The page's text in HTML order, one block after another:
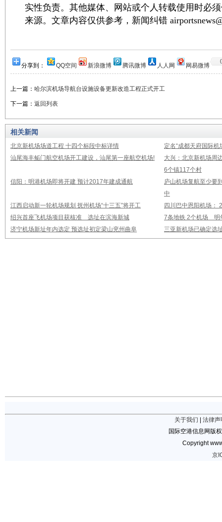
实性负责。其他媒体、网站或个人转载使用时必
来源。文章内容仅供参考，新闻纠错
分享到： QQ空间 新浪微博 腾讯微博 人人网 网易微博
上一篇： 哈尔滨机场导航台设施设备更新改造工程正式开工
下一篇： 返回列表
相关新闻
北京新机场场道工程 十四个标段中标详情
定名“成都天府国际
汕尾海丰鲘门航空机场开工建设，汕尾第一座航空机场!
大兴：北京新机场周
6个镇117个村
信阳：明港机场即将开建 预计2017年建成通航
庐山机场复航至少要
中
江西启动新一轮机场规划 抚州机场“十三五”将开工
四川巴中恩阳机场：
绍兴首座飞机场项目获核准 选址在滨海新城
7条地铁 2个机场 明
济宁机场新址年内选定 预选址初定梁山兖州曲阜
三亚新机场已确定选
关于我们
法律声
国际空港信息网版
Copyright
京